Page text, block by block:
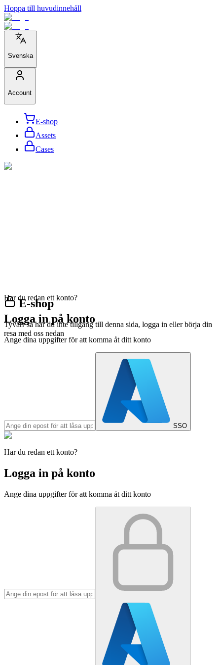
Hoppa till huvudinnehåll
Svenska
Account
E-shop
Assets
Cases
E-shop
Tyvärr så har du inte tillgång till denna sida, logga in eller börja din
resa med oss nedan
Har du redan ett konto?
Logga in på konto
Ange dina uppgifter för att komma åt ditt konto
SSO
Har du redan ett konto?
Logga in på konto
Ange dina uppgifter för att komma åt ditt konto